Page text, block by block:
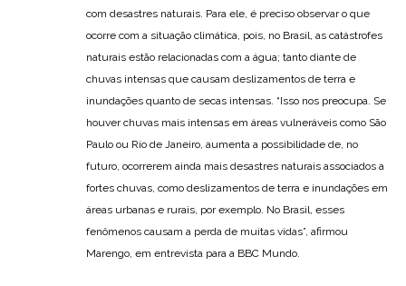
com desastres naturais. Para ele, é preciso observar o que
ocorre com a situação climática, pois, no Brasil, as catástrofes
naturais estão relacionadas com a água; tanto diante de
chuvas intensas que causam deslizamentos de terra e
inundações quanto de secas intensas. “Isso nos preocupa. Se
houver chuvas mais intensas em áreas vulneráveis como São
Paulo ou Rio de Janeiro, aumenta a possibilidade de, no
futuro, ocorrerem ainda mais desastres naturais associados a
fortes chuvas, como deslizamentos de terra e inundações em
áreas urbanas e rurais, por exemplo. No Brasil, esses
fenômenos causam a perda de muitas vidas”, afirmou
Marengo, em entrevista para a BBC Mundo.